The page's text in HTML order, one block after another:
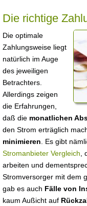
Die richtige
Die optimale
Zahlungsweise liegt
natürlich im Auge
des jeweiligen
Betrachters.
Allerdings zeigen
die Erfahrungen,
daß die monatlichen
den Strom erträglich
minimieren . Es gibt
Stromanbieter Vergleich ,
arbeiten und
Stromversorger mit dem
gab es auch Fälle von
kaum Außicht auf